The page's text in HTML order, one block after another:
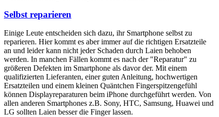
Selbst reparieren
Einige Leute entscheiden sich dazu, ihr Smartphone selbst zu
reparieren. Hier kommt es aber immer auf die richtigen Ersatzteile
an und leider kann nicht jeder Schaden durch Laien behoben
werden. In manchen Fällen kommt es nach der "Reparatur" zu
größeren Defekten im Smartphone als davor der. Mit einem
qualifizierten Lieferanten, einer guten Anleitung, hochwertigen
Ersatzteilen und einem kleinen Quäntchen Fingerspitzengefühl
können Displayreparaturen beim iPhone durchgeführt werden. Von
allen anderen Smartphones z.B. Sony, HTC, Samsung, Huawei und
LG sollten Laien besser die Finger lassen.